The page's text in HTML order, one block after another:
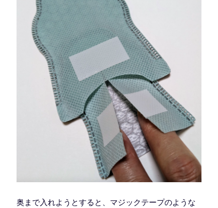
奥まで入れようとすると、マジックテープのような